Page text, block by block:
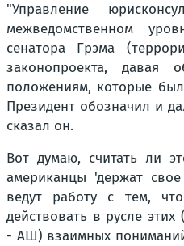
"Управление
межведомственном
сенатора Грэма
законопроекта, давая
положениям, которые
Президент обозначил и
сказал он.
Вот думаю, считать ли
американцы 'держат
ведут работу с тем,
действовать в русле
- АШ) взаимных